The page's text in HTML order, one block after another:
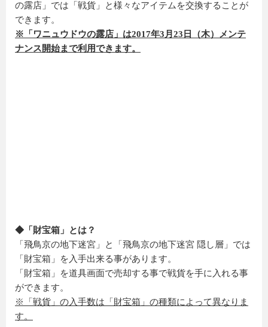
の露店」では「戦貨」と様々なアイテムを交換することが
できます。
※「ワニュウドウの露店」は2017年3月23日（木）メンテ
ナンス開始まで利用できます。
◆「財宝箱」とは？
「飛鳥京の地下迷宮」と「飛鳥京の地下迷宮 隠し層」では
「財宝箱」を入手出来る事があります。
「財宝箱」を道具画面で売却する事で戦貨を手に入れる事
ができます。
※「戦貨」の入手数は「財宝箱」の種類によって異なりま
す。